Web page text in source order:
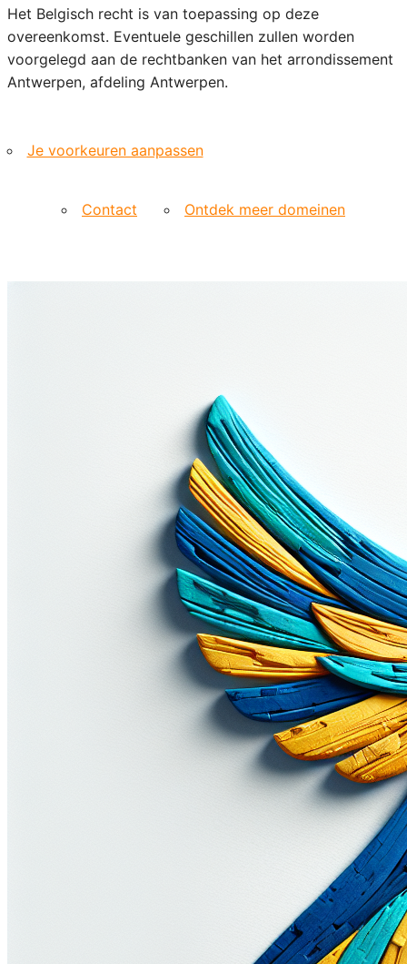
Het Belgisch recht is van toepassing op deze
overeenkomst. Eventuele geschillen zullen worden
voorgelegd aan de rechtbanken van het arrondissement
Antwerpen, afdeling Antwerpen.
Je voorkeuren aanpassen
Contact Ontdek meer domeinen